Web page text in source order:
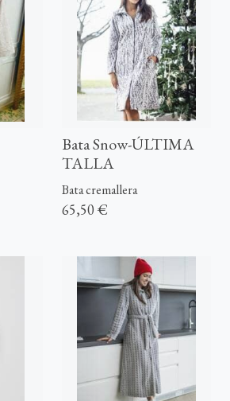
Bata Snow-ÚLTIMA
TALLA
Bata cremallera
65,50 €